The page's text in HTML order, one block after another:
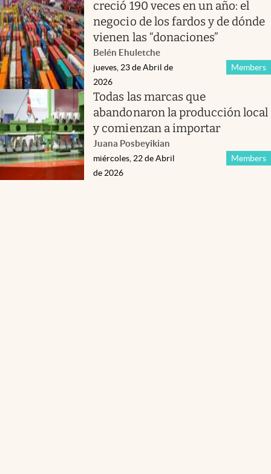
creció 190 veces en un año: el
negocio de los fardos y de dónde
vienen las “donaciones”
Belén Ehuletche
Members
jueves, 23 de Abril de
2026
Todas las marcas que
abandonaron la producción local
y comienzan a importar
Juana Posbeyikian
Members
miércoles, 22 de Abril
de 2026